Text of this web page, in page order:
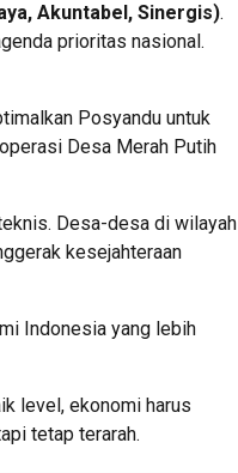
Akuntabel, Sinergis).
prioritas nasional.
Posyandu untuk
Desa Merah Putih
Desa-desa di wilayah
kesejahteraan
Indonesia yang lebih
level, ekonomi harus
tetap terarah.